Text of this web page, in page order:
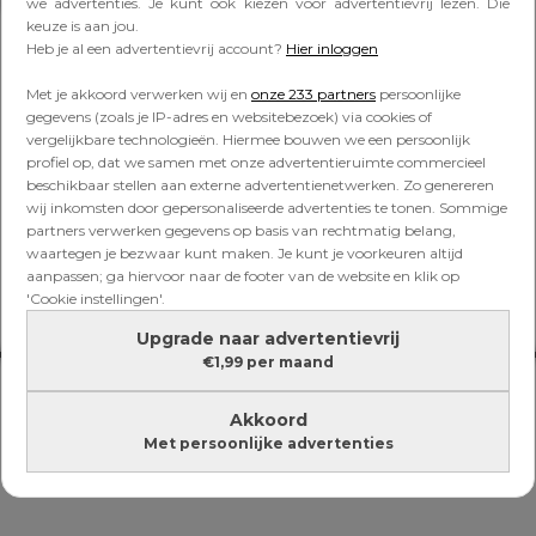
keuze is aan jou.
Heb je al een advertentievrij account? Hier inloggen
Met je akkoord verwerken wij en onze 233 partners persoonlijke
gegevens (zoals je IP-adres en websitebezoek) via cookies of
vergelijkbare technologieën. Hiermee bouwen we een persoonlijk
profiel op, dat we samen met onze advertentieruimte commercieel
beschikbaar stellen aan externe advertentienetwerken. Zo genereren
wij inkomsten door gepersonaliseerde advertenties te tonen. Sommige
partners verwerken gegevens op basis van rechtmatig belang,
waartegen je bezwaar kunt maken. Je kunt je voorkeuren altijd
aanpassen; ga hiervoor naar de footer van de website en klik op
'Cookie instellingen'.
Upgrade naar advertentievrij
€1,99 per maand
Akkoord
Met persoonlijke advertenties